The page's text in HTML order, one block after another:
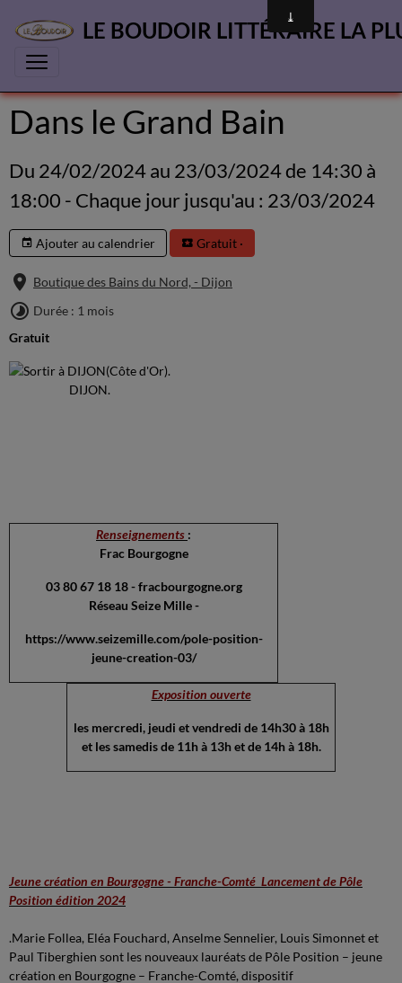
LE BOUDOIR LITTÉRAIRE LA
Dans le Grand Bain
Du 24/02/2024au 23/03/2024de 14:30 à
18:00 - Chaque jour jusqu'au : 23/03/2024
Ajouter au calendrier Gratuit ·
Boutique des Bains du Nord, - Dijon
Durée : 1 mois
Gratuit
Renseignements :
Frac Bourgogne
03 80 67 18 18 - fracbourgogne.org
Réseau Seize Mille -
https://www.seizemille.com/pole-position-
jeune-creation-03/
Exposition ouverte
les mercredi, jeudi et vendredi de 14h30 à 18h
et les samedis de 11h à 13h et de 14h à 18h.
Jeune création en Bourgogne - Franche-Comté Lancement de Pôle
Position édition 2024
.Marie Follea, Eléa Fouchard, Anselme Sennelier, Louis Simonnet et
Paul Tiberghien sont les nouveaux lauréats de Pôle Position – jeune
création en Bourgogne – Franche-Comté, dispositif